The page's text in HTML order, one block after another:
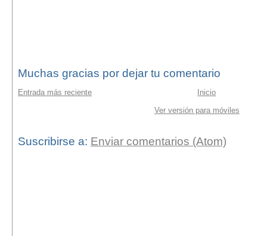
Muchas gracias por dejar tu comentario
Entrada más reciente
Inicio
Ver versión para móviles
Suscribirse a: Enviar comentarios (Atom)